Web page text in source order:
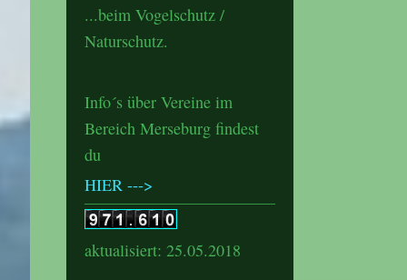
...beim Vogelschutz /
Naturschutz.
Info´s über Vereine im
Bereich Merseburg findest
du
HIER --->
aktualisiert: 25.05.2018